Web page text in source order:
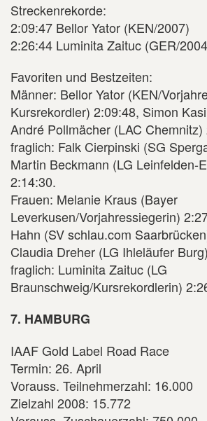
Streckenrekorde:
2:09:47 Bellor Yator (KEN/2007)
2:26:44 Luminita Zaituc (GER/
Favoriten und Bestzeiten:
Männer: Bellor Yator (KEN/
Kursrekordler) 2:09:48, Simon
André Pollmächer (LAC
fraglich: Falk Cierpinski (SG
Martin Beckmann (LG Leinfelden-
2:14:30.
Frauen: Melanie Kraus (Bayer
Leverkusen/Vorjahressiegerin)
Hahn (SV schlau.com
Claudia Dreher (LG Ihleläufer
fraglich: Luminita Zaituc (LG
Braunschweig/Kursrekordlerin)
7. HAMBURG
IAAF Gold Label Road Race
Termin: 26. April
Vorauss. Teilnehmerzahl: 16.000
Zielzahl 2008: 15.772